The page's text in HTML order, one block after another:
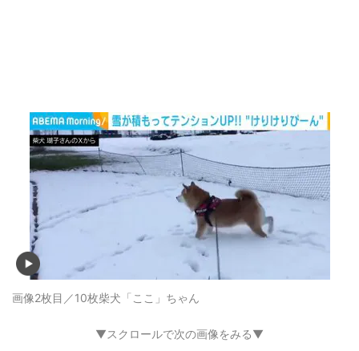
画像2枚目／10枚柴犬「ここ」ちゃん
▼スクロールで次の画像をみる▼